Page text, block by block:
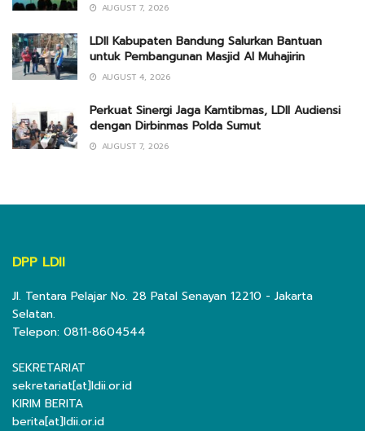
AUGUST 7, 2026
LDII Kabupaten Bandung Salurkan Bantuan
untuk Pembangunan Masjid Al Muhajirin
AUGUST 4, 2026
Perkuat Sinergi Jaga Kamtibmas, LDII Audiensi
dengan Dirbinmas Polda Sumut
AUGUST 7, 2026
DPP LDII
Jl. Tentara Pelajar No. 28 Patal Senayan 12210 - Jakarta
Selatan.
Telepon: 0811-8604544
SEKRETARIAT
sekretariat[at]ldii.or.id
KIRIM BERITA
berita[at]ldii.or.id